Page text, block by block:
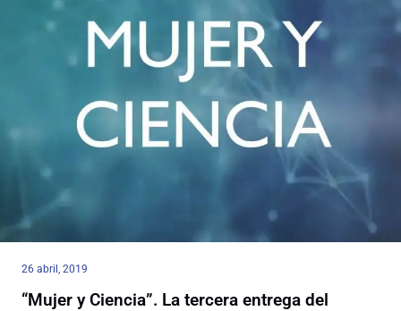
26 abril, 2019
“Mujer y Ciencia”. La tercera entrega del